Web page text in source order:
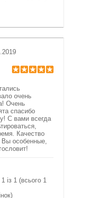
очень
Очень
спасибо
С вами всегда
Качество
Вы особенные,
із 1 (всього 1